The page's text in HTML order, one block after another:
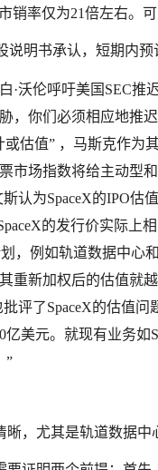
销率仅为21倍左右。
说明书承认，短期内预
·沃伦呼吁美国SEC推
，你们必须相应地推
估值” ，马斯克作为
市场指数将给主动型
斯认为SpaceX的IPO
的发行价实际上
，例如轨道数据中心
重新加权后的估值就
评了SpaceX的估值
亿美元。就现有业务
”
晰，尤其是轨道数据中